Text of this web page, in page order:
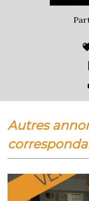
autres annonces immobilières